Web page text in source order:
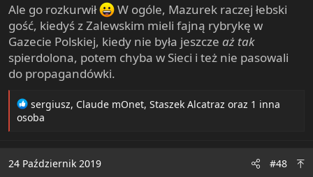
Ale go rozkurwił
W ogóle, Mazurek raczej łebski
gość, kiedyś z Zalewskim mieli fajną rybrykę w
Gazecie Polskiej, kiedy nie była jeszcze aż tak
spierdolona, potem chyba w Sieci i też nie pasowali
do propagandówki.
R
e
i
sergiusz, Claude mOnet, Staszek Alcatraz oraz 1 inna
osoba
24 Październik 2019 #48